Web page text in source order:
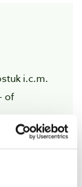
i.c.m.
of